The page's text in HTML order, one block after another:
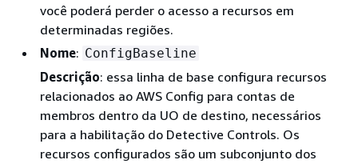
você poderá perder o acesso a recursos em
determinadas regiões.
Nome: ConfigBaseline
Descrição: essa linha de base configura recursos
relacionados ao AWS Config para contas de
membros dentro da UO de destino, necessários
para a habilitação do Detective Controls. Os
recursos configurados são um subconjunto dos